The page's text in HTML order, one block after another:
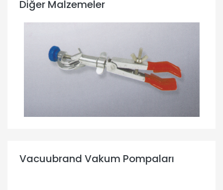
Diğer Malzemeler
Vacuubrand Vakum Pompaları